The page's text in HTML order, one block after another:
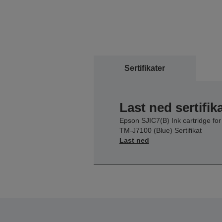
Sertifikater
Last ned
Epson SJIC7(B) Ink cartridge for
TM-J7100 (Blue) Sertifikat
Last ned